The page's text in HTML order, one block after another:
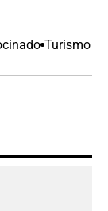
Turismo